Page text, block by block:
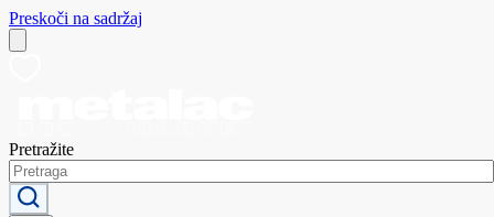
Preskoči na sadržaj
Pretražite